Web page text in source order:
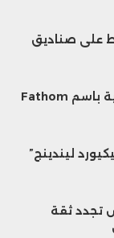
على صناديق
فورد تكشف عن شاحنة كهربائية اقتصادية باسم Fathom
ليندينج”
تجدد ثقة